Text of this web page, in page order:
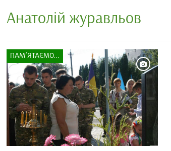
Анатолій журавльов
ПАМ’ЯТАЄМО...